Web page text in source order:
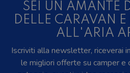
SEI UN AMANTE
DELLE CARAVAN
ALL'ARIA
Iscriviti alla newsletter, riceverai
le migliori offerte su camper e